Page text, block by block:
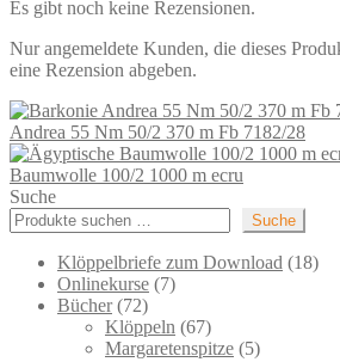
Es gibt noch keine Rezensionen.
Nur angemeldete Kunden, die dieses
eine Rezension abgeben.
Andrea 55 Nm 50/2 370 m Fb 7182/28
Baumwolle 100/2 1000 m ecru
Suche
Suche
Klöppelbriefe zum Download 1818
Onlinekurse 77
Bücher 7272
Produkte
Klöppeln 6767
Produkte
Margaretenspitze 55